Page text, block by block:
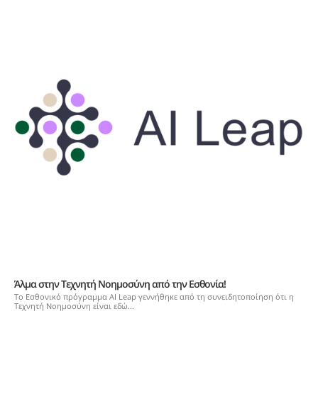
Άλμα στην Τεχνητή Νοημοσύνη από την Εσθονία!
Το Εσθονικό πρόγραμμα AI Leap γεννήθηκε από τη συνειδητοποίηση ότι η
Τεχνητή Νοημοσύνη είναι εδώ...